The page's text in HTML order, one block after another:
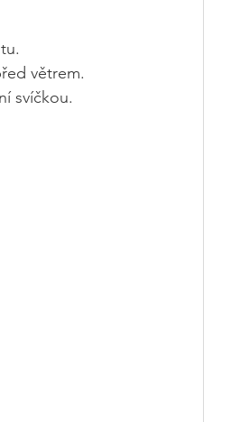
větrem.
svíčkou.